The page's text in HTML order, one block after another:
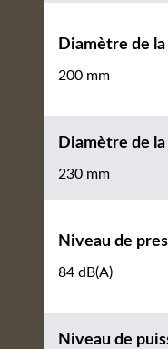
Diamètre de
200 mm
Diamètre de
230 mm
Niveau de
84 dB(A)
Niveau de